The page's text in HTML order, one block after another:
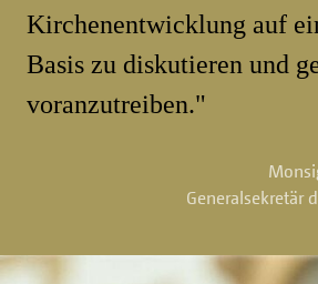
Kirchenentwicklung auf
Basis zu diskutieren und
voranzutreiben."
Generalsekretär